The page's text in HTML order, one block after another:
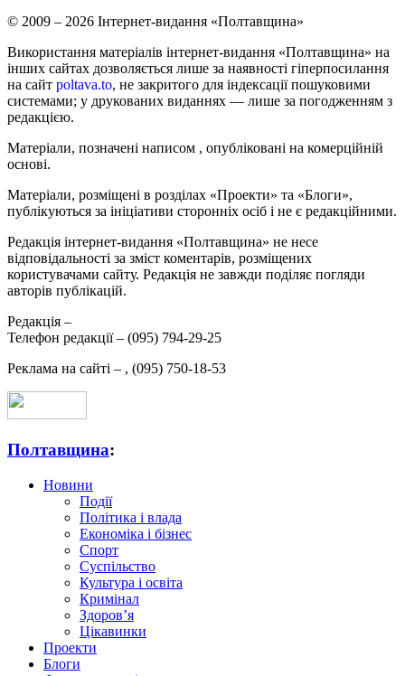
© 2009 – 2026 Інтернет-видання «Полтавщина»
Використання матеріалів інтернет-видання «Полтавщина» на
інших сайтах дозволяється лише за наявності гіперпосилання
на сайт poltava.to, не закритого для індексації пошуковими
системами; у друкованих виданнях — лише за погодженням з
редакцією.
Матеріали, позначені написом , опубліковані на комерційній
основі.
Матеріали, розміщені в розділах «Проекти» та «Блоги»,
публікуються за ініціативи сторонніх осіб і не є редакційними.
Редакція інтернет-видання «Полтавщина» не несе
відповідальності за зміст коментарів, розміщених
користувачами сайту. Редакція не завжди поділяє погляди
авторів публікацій.
Редакція –
Телефон редакції – (095) 794-29-25
Реклама на сайті – , (095) 750-18-53
Полтавщина:
Новини
Події
Політика і влада
Економіка і бізнес
Спорт
Суспільство
Культура і освіта
Кримінал
Здоров’я
Цікавинки
Проекти
Блоги